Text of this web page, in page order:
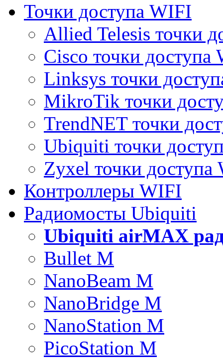
Точки доступа WIFI
Allied Telesis точки
Cisco точки доступа
Linksys точки
MikroTik точки
TrendNET точки
Ubiquiti точки
Zyxel точки доступа
Контроллеры WIFI
Радиомосты Ubiquiti
Ubiquiti airMAX
Bullet M
NanoBeam M
NanoBridge M
NanoStation M
PicoStation M